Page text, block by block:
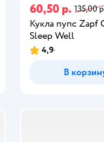
60,50 р. 135,00
Кукла пупс Zapf
Sleep Well
4,9
В